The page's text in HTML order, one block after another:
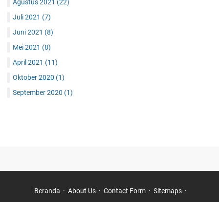
Agustus 2021 (22)
Juli 2021 (7)
Juni 2021 (8)
Mei 2021 (8)
April 2021 (11)
Oktober 2020 (1)
September 2020 (1)
Beranda About Us Contact Form Sitemaps